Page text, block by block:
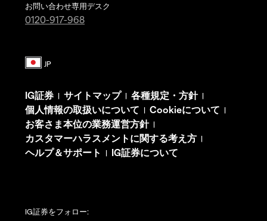
お問い合わせ専用デスク
0120-917-968
IG証券 | サイトマップ| 各種規定・方針|
個人情報の取扱いについて | Cookieについて |
お客さま本位の業務運営方針|
カスタマーハラスメントに関する考え方 |
ヘルプ＆サポート | IG証券について
IG証券をフォロー: